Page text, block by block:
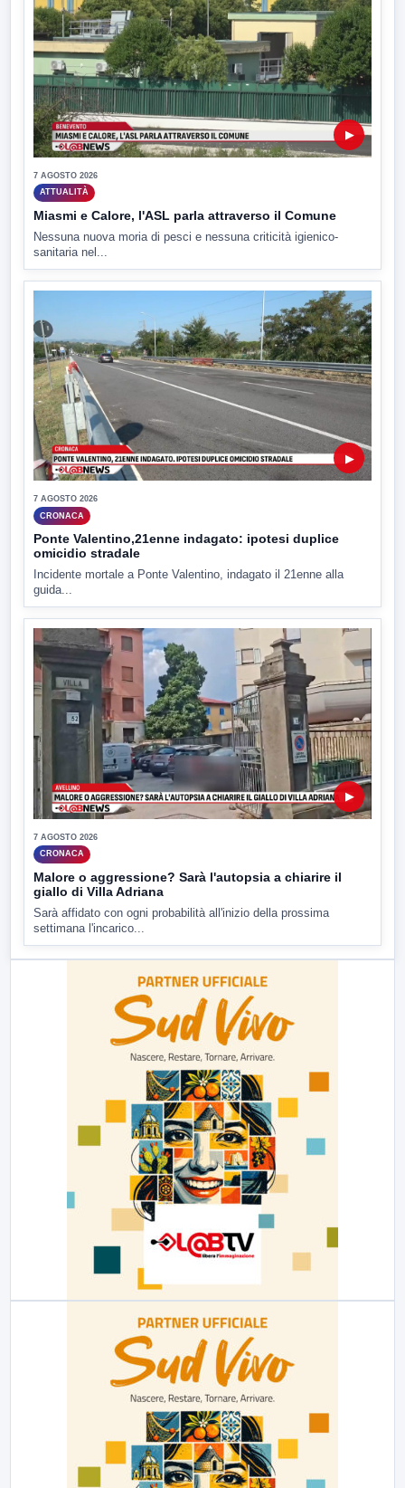
▶
7 AGOSTO 2026
ATTUALITÀ
Miasmi e Calore, l'ASL parla attraverso il Comune
Nessuna nuova moria di pesci e nessuna criticità igienico-
sanitaria nel...
▶
7 AGOSTO 2026
CRONACA
Ponte Valentino,21enne indagato: ipotesi duplice
omicidio stradale
Incidente mortale a Ponte Valentino, indagato il 21enne alla
guida...
▶
7 AGOSTO 2026
CRONACA
Malore o aggressione? Sarà l'autopsia a chiarire il
giallo di Villa Adriana
Sarà affidato con ogni probabilità all'inizio della prossima
settimana l'incarico...